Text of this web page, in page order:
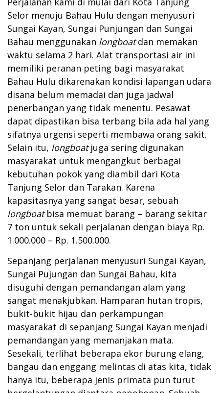
Selor menuju Bahau Hulu dengan menyusuri
Sungai Kayan, Sungai Punjungan dan Sungai
Bahau menggunakan longboatdan memakan
waktu selama 2 hari. Alat transportasi air ini
memiliki peranan peting bagi masyarakat
Bahau Hulu dikarenakan kondisi lapangan udara
disana belum memadai dan juga jadwal
penerbangan yang tidak menentu. Pesawat
dapat dipastikan bisa terbang bila ada hal yang
sifatnya urgensi seperti membawa orang sakit.
Selain itu, longboatjuga sering digunakan
masyarakat untuk mengangkut berbagai
kebutuhan pokok yang diambil dari Kota
Tanjung Selor dan Tarakan. Karena
kapasitasnya yang sangat besar, sebuah
longboatbisa memuat barang – barang sekitar
7 ton untuk sekali perjalanan dengan biaya Rp.
1.000.000 – Rp. 1.500.000.
Sepanjang perjalanan menyusuri Sungai Kayan,
Sungai Pujungan dan Sungai Bahau, kita
disuguhi dengan pemandangan alam yang
sangat menakjubkan. Hamparan hutan tropis,
bukit-bukit hijau dan perkampungan
masyarakat di sepanjang Sungai Kayan menjadi
pemandangan yang memanjakan mata.
Sesekali, terlihat beberapa ekor burung elang,
bangau dan enggang melintas di atas kita, tidak
hanya itu, beberapa jenis primata pun turut